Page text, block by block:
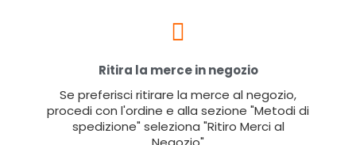
Ritira la merce in negozio
Se preferisci ritirare la merce al negozio,
procedi con l'ordine e alla sezione "Metodi di
spedizione" seleziona "Ritiro Merci al